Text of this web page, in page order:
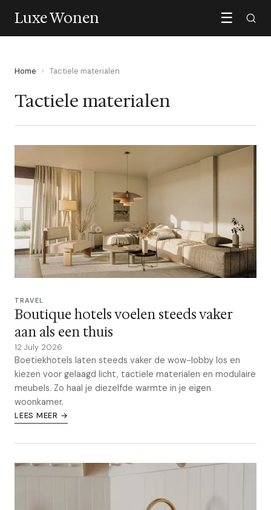
Luxe Wonen ☰
Home › Tactiele materialen
Tactiele materialen
TRAVEL
Boutique hotels voelen steeds vaker
aan als een thuis
12 July 2026
Boetiekhotels laten steeds vaker de wow-lobby los en
kiezen voor gelaagd licht, tactiele materialen en modulaire
meubels. Zo haal je diezelfde warmte in je eigen
woonkamer.
LEES MEER →